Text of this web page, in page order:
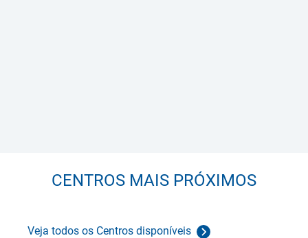
CENTROS MAIS PRÓXIMOS
Veja todos os Centros disponíveis